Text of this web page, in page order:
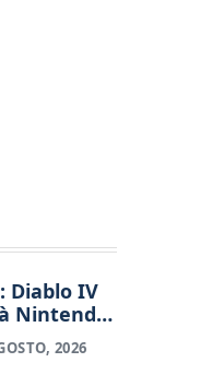
Diablo IV
Nintendo
em
e vai
2026